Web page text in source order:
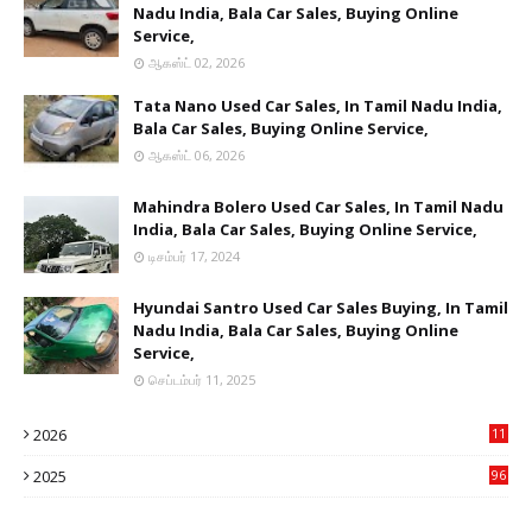
Nadu India, Bala Car Sales, Buying Online
Service,
ஆகஸ்ட் 02, 2026
Tata Nano Used Car Sales, In Tamil Nadu India,
Bala Car Sales, Buying Online Service,
ஆகஸ்ட் 06, 2026
Mahindra Bolero Used Car Sales, In Tamil Nadu
India, Bala Car Sales, Buying Online Service,
டிசம்பர் 17, 2024
Hyundai Santro Used Car Sales Buying, In Tamil
Nadu India, Bala Car Sales, Buying Online
Service,
செப்டம்பர் 11, 2025
2026
11
2025
96